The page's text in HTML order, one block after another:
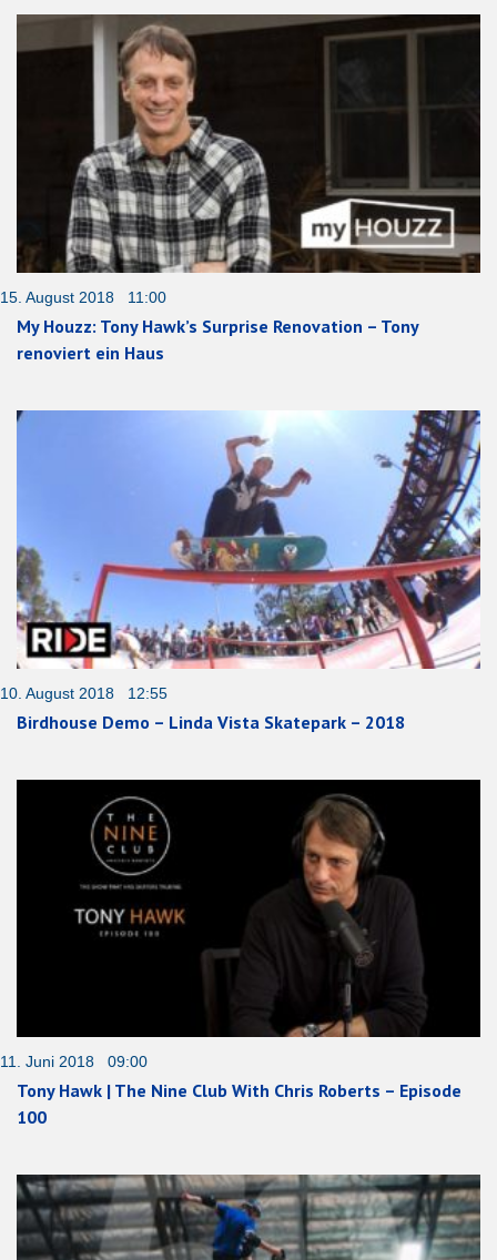
15. August 2018 11:00
My Houzz: Tony Hawk’s Surprise Renovation – Tony
renoviert ein Haus
10. August 2018 12:55
Birdhouse Demo – Linda Vista Skatepark – 2018
11. Juni 2018 09:00
Tony Hawk | The Nine Club With Chris Roberts – Episode
100